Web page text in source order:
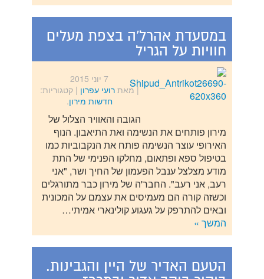
במסעדת אהרל'ה בצפת מעלים
חוויות על הגריל
7 יוני 2015
| מאתרועי עפרון |קטגוריות:
חדשות מירון.
הגובה והאוויר הצלול של
מירון פותחים את הנשימה ואת התיאבון. הנוף
האירופי עוצר הנשימה פותח את הנקבוביות כמו
בטיפול ספא ופתאום, מחלקו הפנימי של התת
מודע מצלצל ענבל הפעמון של החיך ושר, "אני
רעב, אני רעב". החבר'ה של מירון כבר מתורגלים
וכשזה קורה הם מעמיסים את עצמם על המכונית
ובאים להתרפק על געגוע קולינארי אמיתי…
המשך »
הטעם האדיר של היין והגבינות.